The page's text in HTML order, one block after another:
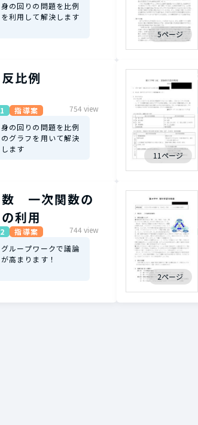
身の回りの問題を比例
を利用して解決します
5ページ
比例
指導案 754 view
身の回りの問題を比例
のグラフを用いて解決
します
11ページ
数 一次関数の
利用
指導案 744 view
グループワークで議論
が高まります！
2ページ